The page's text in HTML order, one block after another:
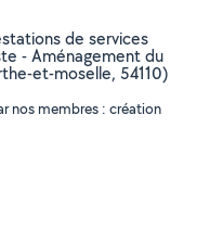
de services
- Aménagement du
et-moselle, 54110)
nos membres : création